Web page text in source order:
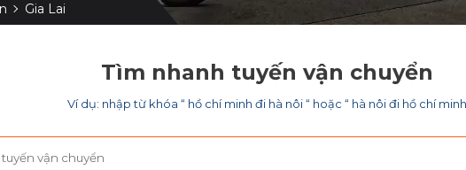
Gia Lai
Tìm nhanh tuyến vận chuyển
Ví dụ: nhập từ khóa “ hồ chí minh đi hà nôi “ hoặc “ hà nôi đi hồ chí